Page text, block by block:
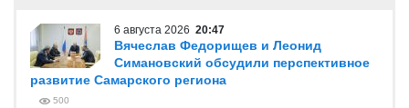
6 августа 2026 20:47
Вячеслав Федорищев и Леонид
Симановский обсудили перспективное
развитие Самарского региона
500